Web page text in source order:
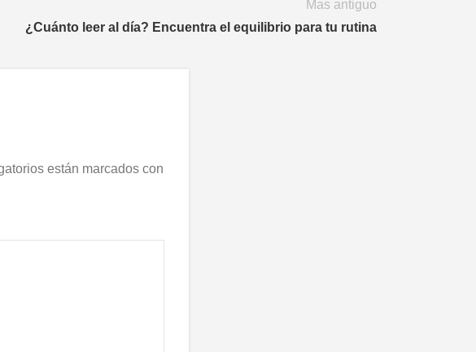
Mas antiguo
¿Cuánto leer al día? Encuentra el equilibrio para tu rutina
están marcados con